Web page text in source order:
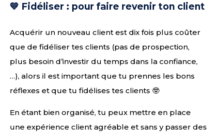
💙 Fidéliser : pour faire revenir ton client
Acquérir un nouveau client est dix fois plus coûter
que de fidéliser tes clients (pas de prospection,
plus besoin d’investir du temps dans la confiance,
…), alors il est important que tu prennes les bons
réflexes et que tu fidélises tes clients 🤓
En étant bien organisé, tu peux mettre en place
une expérience client agréable et sans y passer des